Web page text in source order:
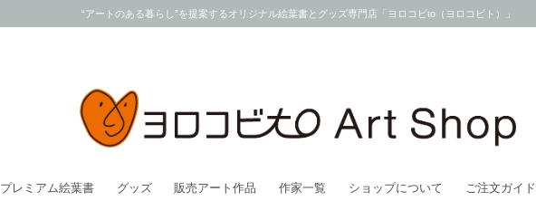
“アートのある暮らし”を提案するオリジナル絵葉書とグッズ専門店「ヨロコビto（ヨロコビト）」
プレミアム絵葉書 グッズ 販売アート作品 作家一覧 ショップについて ご注文ガイド